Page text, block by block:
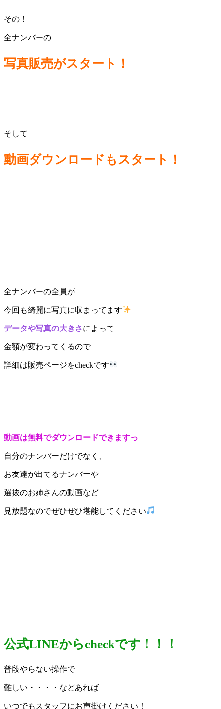
その！
全ナンバーの
写真販売がスタート！
そして
動画ダウンロードもスタート！
全ナンバーの全員が
今回も綺麗に写真に収まってます
データや写真の大きさによって
金額が変わってくるので
詳細は販売ページをcheckです
動画は無料でダウンロードできますっ
自分のナンバーだけでなく、
お友達が出てるナンバーや
選抜のお姉さんの動画など
見放題なのでぜひぜひ堪能してください
公式LINEからcheckです！！！
普段やらない操作で
難しい・・・・などあれば
いつでもスタッフにお声掛けください！